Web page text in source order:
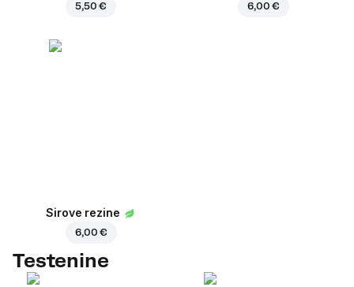
5,50 € 6,00 €
Sirove rezine
6,00 €
Testenine